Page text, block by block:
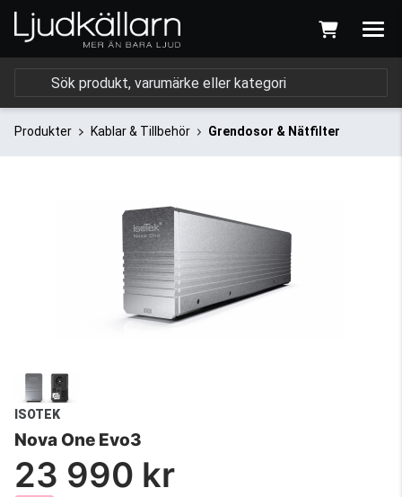
Produkter Kablar & Tillbehör Grendosor & Nätfilter
ISOTEK
Nova One Evo3
23 990 kr